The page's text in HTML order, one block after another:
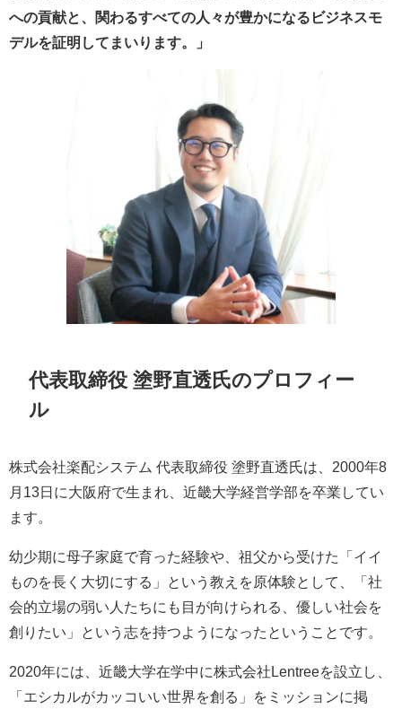
への貢献と、関わるすべての人々が豊かになるビジネスモ
デルを証明してまいります。」
代表取締役 塗野直透氏のプロフィー
ル
株式会社楽配システム 代表取締役 塗野直透氏は、2000年8
月13日に大阪府で生まれ、近畿大学経営学部を卒業してい
ます。
幼少期に母子家庭で育った経験や、祖父から受けた「イイ
ものを長く大切にする」という教えを原体験として、「社
会的立場の弱い人たちにも目が向けられる、優しい社会を
創りたい」という志を持つようになったということです。
2020年には、近畿大学在学中に株式会社Lentreeを設立し、
「エシカルがカッコいい世界を創る」をミッションに掲